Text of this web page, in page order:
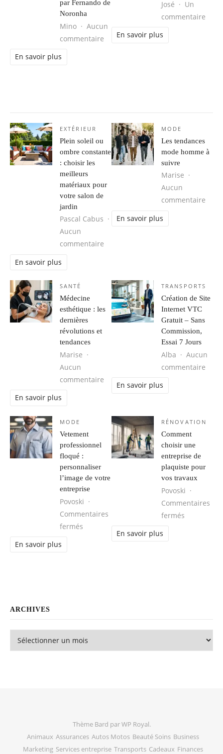
par Fernando de
Noronha
Mino
Aucun
commentaire sur Séjour d’aventure au Brésil :
En savoir plus
José
Un
commentaire
En savoir plus
EXTÉRIEUR
Plein soleil ou
ombre constante
: choisir les
meilleurs
matériaux pour
votre salon de
jardin
Pascal Cabus
Aucun
commentaire
En savoir plus
MODE
Les tendances
mode homme à
suivre
Marise
Aucun
commentaire
En savoir plus
SANTÉ
Médecine
esthétique : les
dernières
révolutions et
tendances
Marise
Aucun
commentaire
En savoir plus
TRANSPORTS
Création de Site
Internet VTC
Gratuit – Sans
Commission,
Essai 7 Jours
Alba
Aucun
commentaire
En savoir plus
MODE
Vetement
professionnel
floqué :
personnaliser
l’image de votre
entreprise
Povoski
Commentaires
fermés
En savoir plus
RÉNOVATION
Comment
choisir une
entreprise de
plaquiste pour
vos travaux
Povoski
Commentaires
fermés
En savoir plus
ARCHIVES
Archives
Thème Bard parWP Royal.
Animaux Assurances Autos Motos Beauté Soins Business
Marketing Services entreprise Transports Cadeaux Finances